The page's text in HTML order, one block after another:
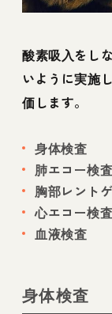
酸素吸入をし
いように実施
価します。
身体検査
肺エコー検査
胸部レント
心エコー検査
血液検査
身体検査